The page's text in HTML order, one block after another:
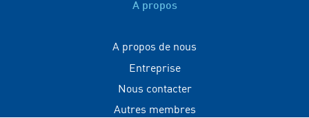
A propos
A propos de nous
Entreprise
Nous contacter
Autres membres